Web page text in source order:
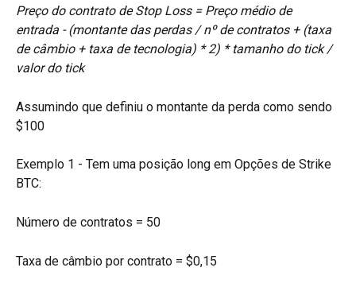
Preço do contrato de Stop Loss = Preço médio de
entrada - (montante das perdas / nº de contratos + (taxa
de câmbio + taxa de tecnologia) * 2) * tamanho do tick /
valor do tick
Assumindo que definiu o montante da perda como sendo
$100
Exemplo 1 - Tem uma posição long em Opções de Strike
BTC:
Número de contratos = 50
Taxa de câmbio por contrato = $0,15